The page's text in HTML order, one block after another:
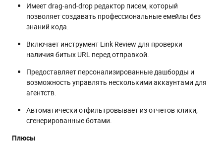
Имеет drag-and-drop редактор писем, который
позволяет создавать профессиональные емейлы без
знаний кода.
Включает инструмент Link Review для проверки
наличия битых URL перед отправкой.
Предоставляет персонализированные дашборды и
возможность управлять несколькими аккаунтами для
агентств.
Автоматически отфильтровывает из отчетов клики,
сгенерированные ботами.
Плюсы